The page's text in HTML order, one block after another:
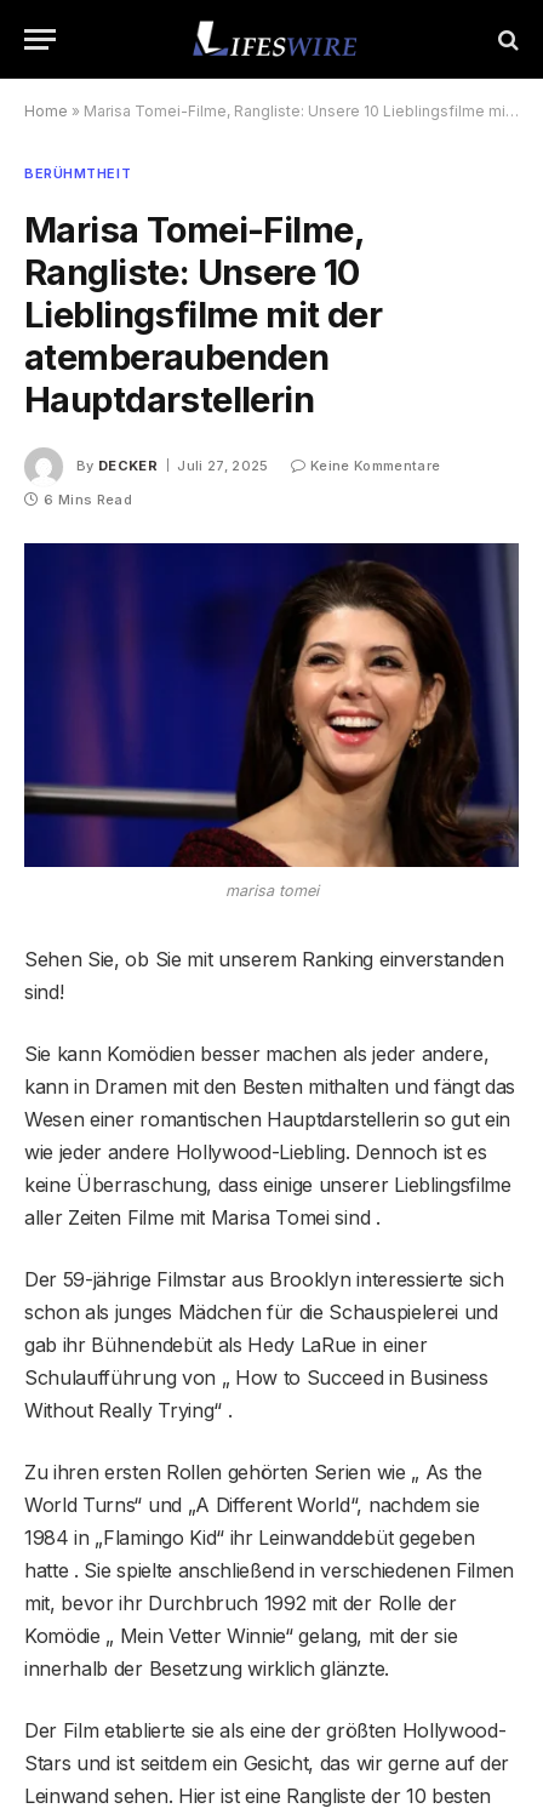
Home » Marisa Tomei-Filme, Rangliste: Unsere 10 Lieblingsfilme mit der atemberaubenden Hauptdarstellerin
BERÜHMTHEIT
Marisa Tomei-Filme,
Rangliste: Unsere 10
Lieblingsfilme mit der
atemberaubenden
Hauptdarstellerin
By DECKER Juli 27, 2025
Keine Kommentare
6 Mins Read
marisa tomei
Sehen Sie, ob Sie mit unserem Ranking einverstanden
sind!
Sie kann Komödien besser machen als jeder andere,
kann in Dramen mit den Besten mithalten und fängt das
Wesen einer romantischen Hauptdarstellerin so gut ein
wie jeder andere Hollywood-Liebling. Dennoch ist es
keine Überraschung, dass einige unserer Lieblingsfilme
aller Zeiten Filme mit Marisa Tomei sind .
Der 59-jährige Filmstar aus Brooklyn interessierte sich
schon als junges Mädchen für die Schauspielerei und
gab ihr Bühnendebüt als Hedy LaRue in einer
Schulaufführung von „ How to Succeed in Business
Without Really Trying“ .
Zu ihren ersten Rollen gehörten Serien wie „ As the
World Turns“ und „A Different World“, nachdem sie
1984 in „Flamingo Kid“ ihr Leinwanddebüt gegeben
hatte . Sie spielte anschließend in verschiedenen Filmen
mit, bevor ihr Durchbruch 1992 mit der Rolle der
Komödie „ Mein Vetter Winnie“ gelang, mit der sie
innerhalb der Besetzung wirklich glänzte.
Der Film etablierte sie als eine der größten Hollywood-
Stars und ist seitdem ein Gesicht, das wir gerne auf der
Leinwand sehen. Hier ist eine Rangliste der 10 besten